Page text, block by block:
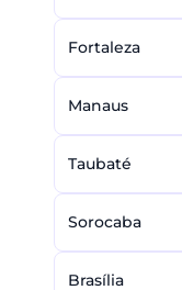
Fortaleza
Manaus
Taubaté
Sorocaba
Brasília